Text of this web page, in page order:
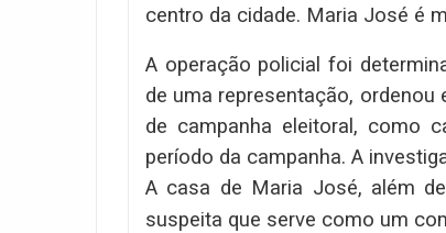
centro da cidade. Maria José é
A operação policial foi
de uma representação,
de campanha eleitoral, como
período da campanha. A
A casa de Maria José, além
suspeita que serve como um